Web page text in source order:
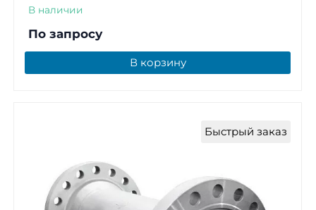
В наличии
По запросу
В корзину
Быстрый заказ